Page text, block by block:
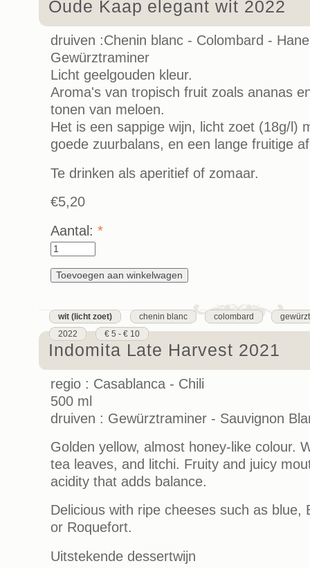
Oude Kaap elegant wit 2022
druiven :Chenin blanc - Colombard -
Gewürztraminer
Licht geelgouden kleur.
Aroma's van tropisch fruit zoals ananas
tonen van meloen.
Het is een sappige wijn, licht zoet (18g/l)
goede zuurbalans, en een lange fruitige
Te drinken als aperitief of zomaar.
€5,20
Aantal: *
wit (licht zoet) chenin blanc colombard
2022
€ 5 - € 10
Indomita Late Harvest 2021
regio : Casablanca - Chili
500 ml
druiven : Gewürztraminer - Sauvignon
Golden yellow, almost honey-like colour.
tea leaves, and litchi. Fruity and juicy
acidity that adds balance.
Delicious with ripe cheeses such as blue,
or Roquefort.
Uitstekende dessertwijn